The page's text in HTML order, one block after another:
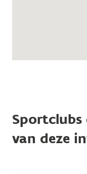
Sportclubs
van deze